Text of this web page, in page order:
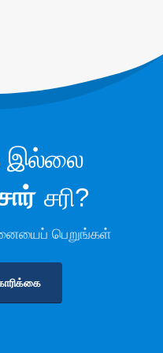
இல்லை
சரி?
பெறுங்கள்
பாதுகாக்கப்பட்டவை